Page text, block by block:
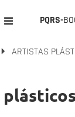
PQRS-
ARTISTAS